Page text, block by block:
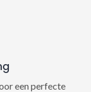
een perfecte